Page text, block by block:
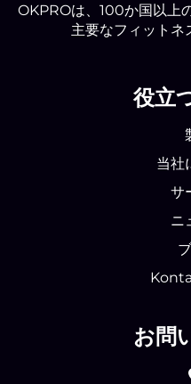
OKPROは、100か国以上
主要なフィットネ
役立
当社
サ
ニ
お問